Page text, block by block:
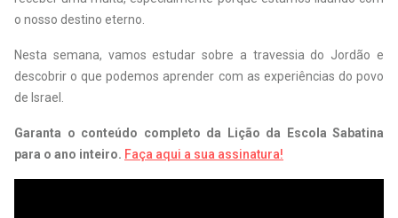
o nosso destino eterno.
Nesta semana, vamos estudar sobre a travessia do Jordão e
descobrir o que podemos aprender com as experiências do povo
de Israel.
Garanta o conteúdo completo da Lição da Escola Sabatina
para o ano inteiro. Faça aqui a sua assinatura!